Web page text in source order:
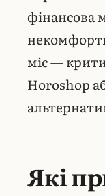
фінансова
міс —
Horoshop
Які